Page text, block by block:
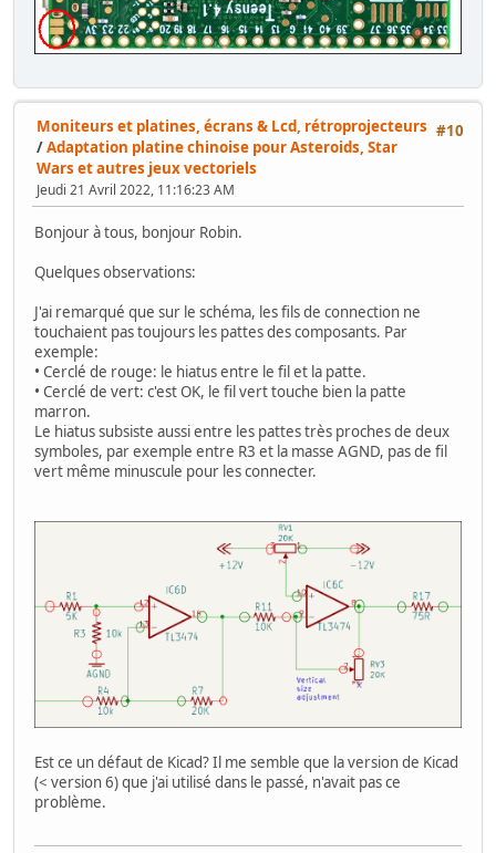
#10
Moniteurs et platines, écrans & Lcd, rétroprojecteurs
/Adaptation platine chinoise pour Asteroids, Star
Wars et autres jeux vectoriels
Jeudi 21 Avril 2022, 11:16:23 AM
Bonjour à tous, bonjour Robin.
Quelques observations:
J'ai remarqué que sur le schéma, les fils de connection ne
touchaient pas toujours les pattes des composants. Par
exemple:
• Cerclé de rouge: le hiatus entre le fil et la patte.
• Cerclé de vert: c'est OK, le fil vert touche bien la patte
marron.
Le hiatus subsiste aussi entre les pattes très proches de deux
symboles, par exemple entre R3 et la masse AGND, pas de fil
vert même minuscule pour les connecter.
Est ce un défaut de Kicad? Il me semble que la version de Kicad
(< version 6) que j'ai utilisé dans le passé, n'avait pas ce
problème.